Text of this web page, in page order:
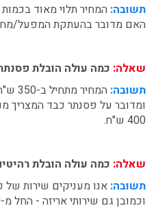
תשובה: המחיר תלוי מאוד
האם מדובר בהעתקת המפעל/
שאלה: כמה עולה הובלת
תשובה:
400 ש"ח.
שאלה: כמה עולה הובלת
תשובה: אנו מעניקים שירות של
וכמובן גם שירותי אריזה - החל מ-250 ש"ח להובלת רהיט אחד